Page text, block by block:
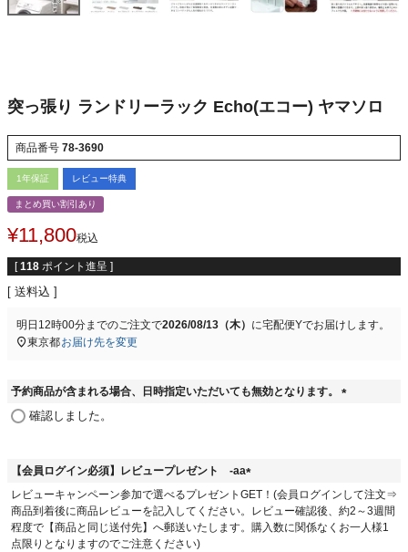
突っ張り ランドリーラック Echo(エコー) ヤマソロ
商品番号 78-3690
1年保証 レビュー特典
まとめ買い割引あり
¥11,800税込
[ 118 ポイント進呈 ]
送料込
明日 12時00分までのご注文で2026/08/13（木） に宅配便Yでお届けします。
東京都お届け先を変更
予約商品が含まれる場合、日時指定いただいても無効となります。
確認しました。
【会員ログイン必須】レビュープレゼント -aa
(
必
須
レビューキャンペーン参加で選べるプレゼントGET！(会員ログインして注文⇒
商品到着後に商品レビューを記入してください。レビュー確認後、約2～3週間
程度で【商品と同じ送付先】へ郵送いたします。購入数に関係なくお一人様1
点限りとなりますのでご注意ください)